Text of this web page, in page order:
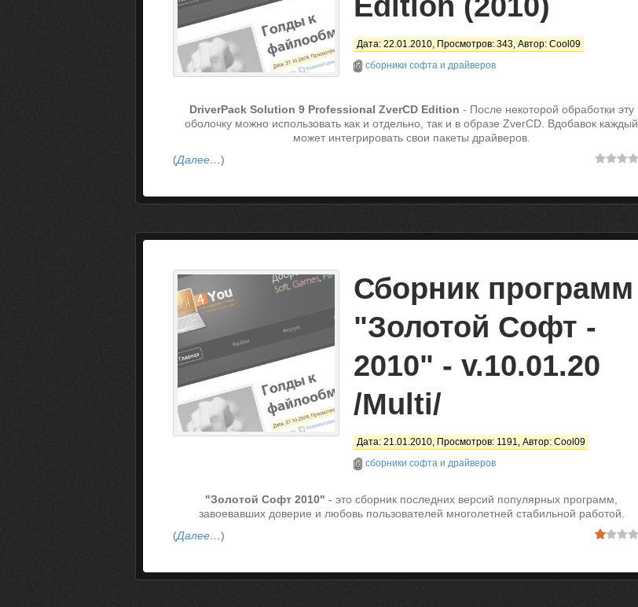
Дата: 22.01.2010, Просмотров: 343, Автор: Cool09
сборники софта и драйверов
DriverPack Solution 9 Professional ZverCD Edition - После некоторой обработки эту
оболочку можно использовать как и отдельно, так и в образе ZverCD. Вдобавок каждый
может интегрировать свои пакеты драйверов.
(Далее…)
Сборник программ
"Золотой Софт -
2010" - v.10.01.20
/Multi/
Дата: 21.01.2010, Просмотров: 1191, Автор: Cool09
сборники софта и драйверов
"Золотой Софт 2010" - это сборник последних версий популярных программ,
завоевавших доверие и любовь пользователей многолетней стабильной работой.
(Далее…)